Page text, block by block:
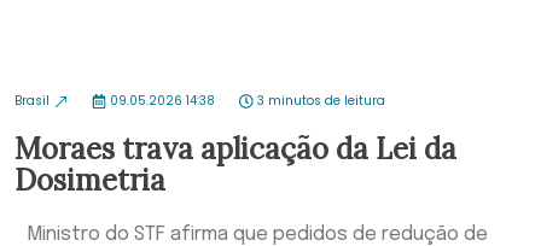
Brasil 09.05.2026 14:38 3 minutos de leitura
Moraes trava aplicação da Lei da
Dosimetria
Ministro do STF afirma que pedidos de redução de